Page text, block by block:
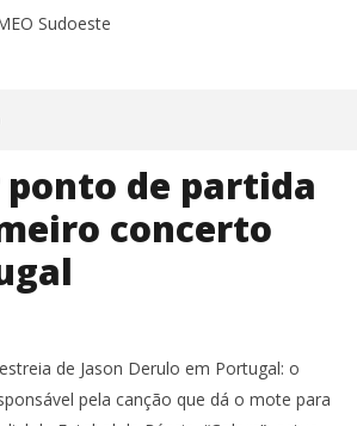
ponto de partida
concerto
de Jason Derulo em Portugal: o
pela canção que dá o mote para